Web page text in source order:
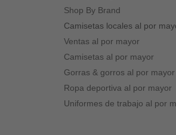
Shop By Brand
Camisetas locales al por
Ventas al por mayor
Camisetas al por mayor
Gorras & gorros al por mayor
Ropa deportiva al por mayor
Uniformes de trabajo al por